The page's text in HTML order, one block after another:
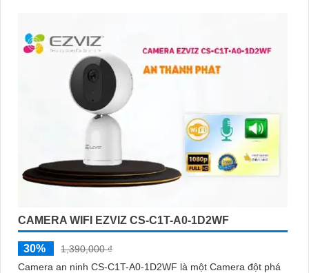
CAMERA WIFI EZVIZ CS-C1T-A0-1D2WF
30%
1,390,000 ₫
Camera an ninh CS-C1T-A0-1D2WF là một Camera đột phá